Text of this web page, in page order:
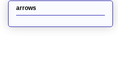
arrows